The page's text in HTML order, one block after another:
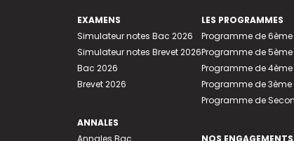
EXAMENS
Simulateur notes Bac 2026
Simulateur notes Brevet 2026
Bac 2026
Brevet 2026
ANNALES
LES PROGRAMMES
Programme de 6ème
Programme de 5ème
Programme de 4ème
Programme de 3ème
Programme de